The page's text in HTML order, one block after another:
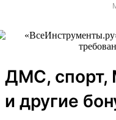
ДМС, спорт,
и другие